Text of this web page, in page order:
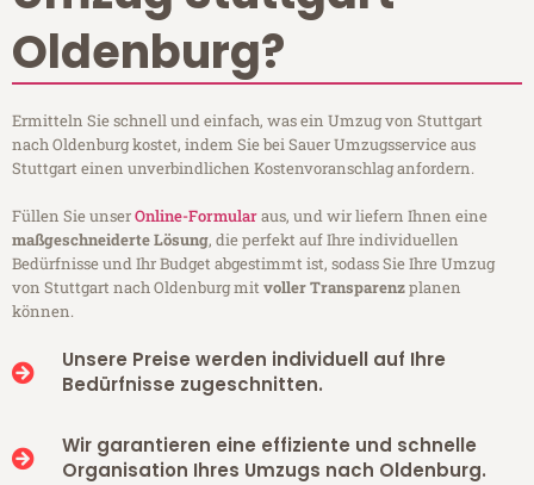
Oldenburg?
Ermitteln Sie schnell und einfach, was ein Umzug von Stuttgart
nach Oldenburg kostet, indem Sie bei Sauer Umzugsservice aus
Stuttgart einen unverbindlichen Kostenvoranschlag anfordern.
Füllen Sie unserOnline-Formularaus, und wir liefern Ihnen eine
maßgeschneiderte Lösung, die perfekt auf Ihre individuellen
Bedürfnisse und Ihr Budget abgestimmt ist, sodass Sie Ihre Umzug
von Stuttgart nach Oldenburg mitvoller Transparenzplanen
können.
Unsere Preise werden individuell auf Ihre
Bedürfnisse zugeschnitten.
Wir garantieren eine effiziente und schnelle
Organisation Ihres Umzugs nach Oldenburg.